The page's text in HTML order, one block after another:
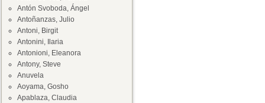
Antón Svoboda, Ángel
Antoñanzas, Julio
Antoni, Birgit
Antonini, Ilaria
Antonioni, Eleanora
Antony, Steve
Anuvela
Aoyama, Gosho
Apablaza, Claudia